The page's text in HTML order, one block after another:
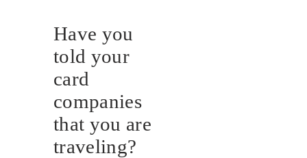
Have you
told your
card
companies
that you are
traveling?